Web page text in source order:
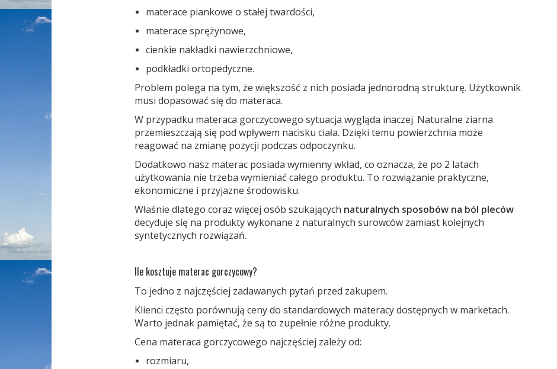
materace piankowe o stałej twardości,
materace sprężynowe,
cienkie nakładki nawierzchniowe,
podkładki ortopedyczne.
Problem polega na tym, że większość z nich posiada jednorodną strukturę. Użytkownik
musi dopasować się do materaca.
W przypadku materaca gorczycowego sytuacja wygląda inaczej. Naturalne ziarna
przemieszczają się pod wpływem nacisku ciała. Dzięki temu powierzchnia może
reagować na zmianę pozycji podczas odpoczynku.
Dodatkowo nasz materac posiada wymienny wkład, co oznacza, że po 2 latach
użytkowania nie trzeba wymieniać całego produktu. To rozwiązanie praktyczne,
ekonomiczne i przyjazne środowisku.
Właśnie dlatego coraz więcej osób szukających naturalnych sposobów na ból pleców
decyduje się na produkty wykonane z naturalnych surowców zamiast kolejnych
syntetycznych rozwiązań.
Ile kosztuje materac gorczycowy?
To jedno z najczęściej zadawanych pytań przed zakupem.
Klienci często porównują ceny do standardowych materacy dostępnych w marketach.
Warto jednak pamiętać, że są to zupełnie różne produkty.
Cena materaca gorczycowego najczęściej zależy od:
rozmiaru,